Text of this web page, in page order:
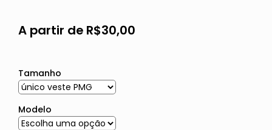
A partir de R$30,00
Tamanho
Modelo